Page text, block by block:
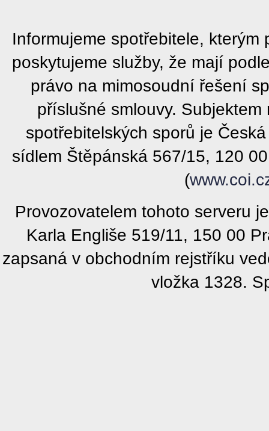
Informujeme spotřebitele, kterým
poskytujeme služby, že mají
právo na mimosoudní řešení
příslušné smlouvy.
spotřebitelských sporů je
sídlem Štěpánská 567/15, 120
(
Provozovatelem tohoto serveru
Karla Engliše 519/11, 150 00
zapsaná v obchodním rejstříku
vložka 1328.